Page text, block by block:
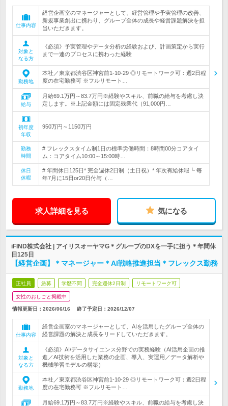
仕事内容
経営企画室のマネージャーとして、経営管理や予実管理の改善、
新規事業創出に携わり、グループ全体の成長や経営課題解決を担
当いただきます。
対象と
なる方
《必須》予実管理やデータ分析の経験および、計画策定から実行
まで一連のプロセスに携わった経験
勤務地
本社／東京都渋谷区神宮前1-10-29 ◎リモートワーク可：週2日程
度の在宅勤務可 ※フルリモート…
給与
月給69.1万円～83.7万円※経験やスキル、前職の給与を考慮し決
定します。※上記金額には固定残業代（91,000円…
初年度
年収
950万円～1150万円
勤務
時間
# フレックスタイム制1日の標準労働時間：8時間00分コアタイ
ム：コアタイム10:00～15:00時…
休日
休暇
# 年間休日125日* 完全週休2日制（土日祝）* 年次有給休暇┗ 毎
年7月に15日or20日付与（…
求人詳細を見る 気になる
iFIND株式会社 | アイリスオーヤマG＊グループのDXを一手に担う＊年間休
日125日
【経営企画】＊マネージャー＊AI戦略推進担当＊フレックス勤務
正社員 急募 学歴不問 完全週休2日制 リモートワーク可
女性のおしごと掲載中
情報更新日：2026/06/16 終了予定日： 2026/12/07
仕事内容
経営企画室のマネージャーとして、AIを活用したグループ全体の
経営課題の解決と成長をリードしていただきます。
対象と
なる方
《必須》AI/データサイエンス分野での実務経験（AI活用企画の推
進／AI技術を活用した業務の企画、導入、実運用／データ解析や
機械学習モデルの構築）
勤務地
本社／東京都渋谷区神宮前1-10-29 ◎リモートワーク可：週2日程
度の在宅勤務可 ※フルリモート…
月給69.1万円～83.7万円※経験やスキル、前職の給与を考慮し決